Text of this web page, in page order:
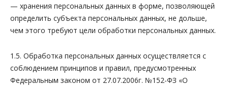
— хранения персональных данных в форме, позволяющей
определить субъекта персональных данных, не дольше,
чем этого требуют цели обработки персональных данных.
1.5. Обработка персональных данных осуществляется с
соблюдением принципов и правил, предусмотренных
Федеральным законом от 27.07.2006г. №152-ФЗ «О